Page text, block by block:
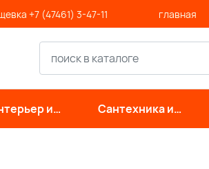
+7 (47461) 3-47-11 главная
и
Сантехника и
инженерные